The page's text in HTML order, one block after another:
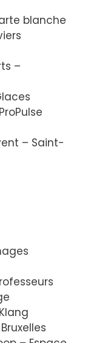
blanche
–
– Saint-